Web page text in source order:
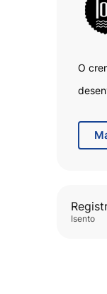
O
o
rotina
isento